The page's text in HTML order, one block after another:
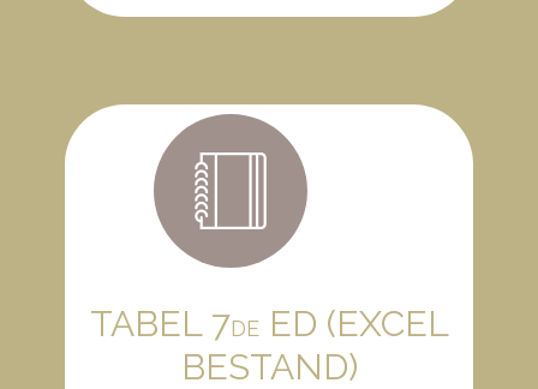
TABEL 7DEED (EXCEL
BESTAND)